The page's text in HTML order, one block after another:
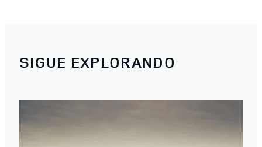
SIGUE EXPLORANDO